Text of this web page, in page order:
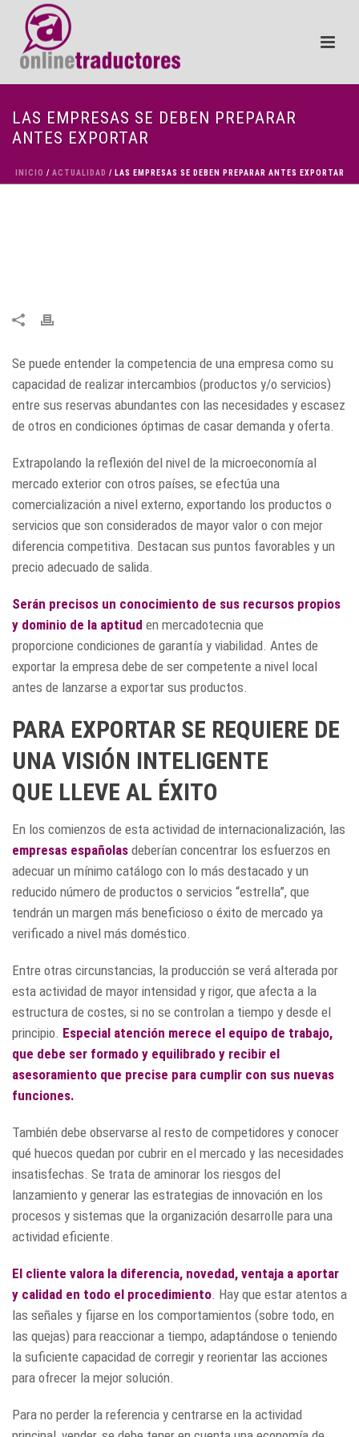
LAS EMPRESAS SE DEBEN PREPARAR
ANTES EXPORTAR
INICIO / ACTUALIDAD / LAS EMPRESAS SE DEBEN PREPARAR ANTES EXPORTAR
Se puede entender la competencia de una empresa como su
capacidad de realizar intercambios (productos y/o servicios)
entre sus reservas abundantes con las necesidades y escasez
de otros en condiciones óptimas de casar demanda y oferta.
Extrapolando la reflexión del nivel de la microeconomía al
mercado exterior con otros países, se efectúa una
comercialización a nivel externo, exportando los productos o
servicios que son considerados de mayor valor o con mejor
diferencia competitiva. Destacan sus puntos favorables y un
precio adecuado de salida.
Serán precisos un conocimiento de sus recursos propios
y dominio de la aptitud en mercadotecnia que
proporcione condiciones de garantía y viabilidad. Antes de
exportar la empresa debe de ser competente a nivel local
antes de lanzarse a exportar sus productos.
PARA EXPORTAR SE REQUIERE DE
UNA VISIÓN INTELIGENTE
QUE LLEVE AL ÉXITO
En los comienzos de esta actividad de internacionalización, las
empresas españolas deberían concentrar los esfuerzos en
adecuar un mínimo catálogo con lo más destacado y un
reducido número de productos o servicios “estrella”, que
tendrán un margen más beneficioso o éxito de mercado ya
verificado a nivel más doméstico.
Entre otras circunstancias, la producción se verá alterada por
esta actividad de mayor intensidad y rigor, que afecta a la
estructura de costes, si no se controlan a tiempo y desde el
principio. Especial atención merece el equipo de trabajo,
que debe ser formado y equilibrado y recibir el
asesoramiento que precise para cumplir con sus nuevas
funciones.
También debe observarse al resto de competidores y conocer
qué huecos quedan por cubrir en el mercado y las necesidades
insatisfechas. Se trata de aminorar los riesgos del
lanzamiento y generar las estrategias de innovación en los
procesos y sistemas que la organización desarrolle para una
actividad eficiente.
El cliente valora la diferencia, novedad, ventaja a aportar
y calidad en todo el procedimiento. Hay que estar atentos a
las señales y fijarse en los comportamientos (sobre todo, en
las quejas) para reaccionar a tiempo, adaptándose o teniendo
la suficiente capacidad de corregir y reorientar las acciones
para ofrecer la mejor solución.
Para no perder la referencia y centrarse en la actividad